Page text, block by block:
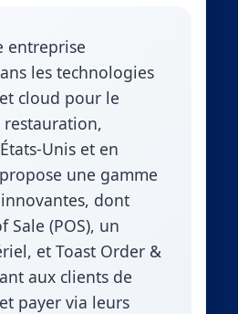
entreprise
les technologies
cloud pour le
restauration,
Unis et en
une gamme
dont
Sale (POS), un
et Toast Order &
aux clients de
payer via leurs